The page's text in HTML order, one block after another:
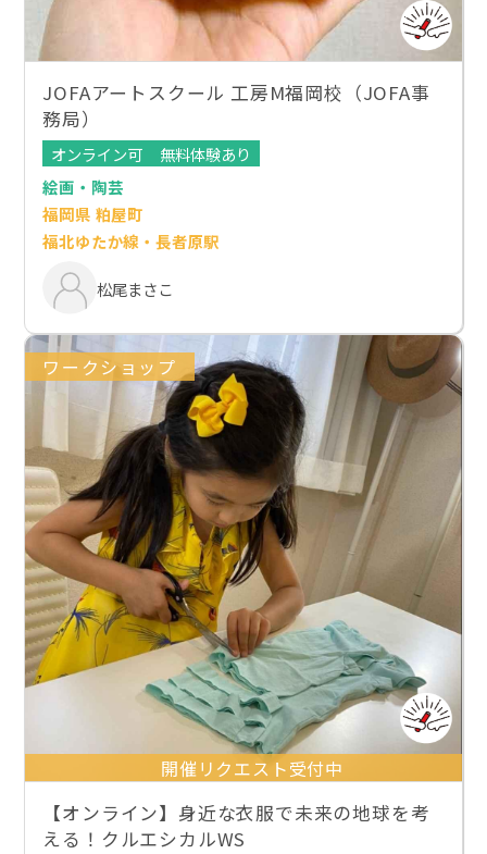
JOFAアートスクール 工房M福岡校（JOFA事
務局）
オンライン可
無料体験あり
絵画・陶芸
福岡県 粕屋町
福北ゆたか線・長者原駅
松尾まさこ
ワークショップ
開催リクエスト受付中
【オンライン】身近な衣服で未来の地球を考
える！クルエシカルWS